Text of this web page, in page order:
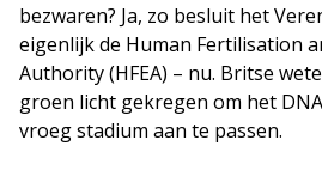
bezwaren? Ja, zo besluit het
eigenlijk de Human Fertilisation
Authority (HFEA) – nu. Britse
groen licht gekregen om het
vroeg stadium aan te passen.